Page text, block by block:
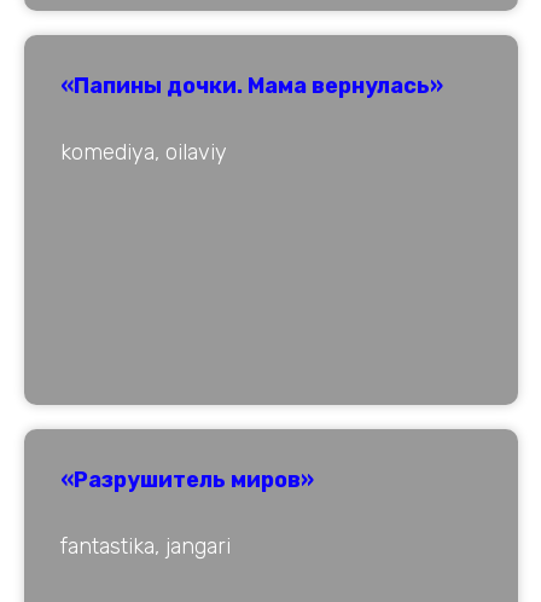
«Папины дочки. Мама вернулась»
komediya, oilaviy
«Разрушитель миров»
fantastika, jangari